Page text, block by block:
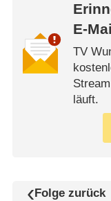
E-
TV
läuft.
Folge zurück